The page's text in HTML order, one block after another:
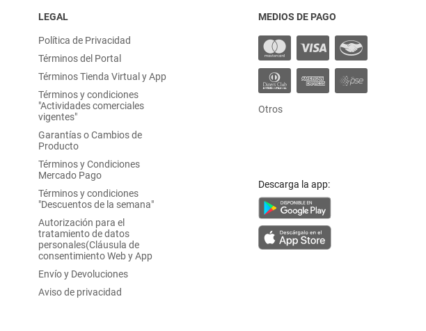
LEGAL
Política de Privacidad
Términos del Portal
Términos Tienda Virtual y App
Términos y condiciones
"Actividades comerciales
vigentes"
Garantías o Cambios de
Producto
Términos y Condiciones
Mercado Pago
Términos y condiciones
"Descuentos de la semana"
Autorización para el
tratamiento de datos
personales(Cláusula de
consentimiento Web y App
Envío y Devoluciones
Aviso de privacidad
MEDIOS DE PAGO
Otros
Descarga la app: